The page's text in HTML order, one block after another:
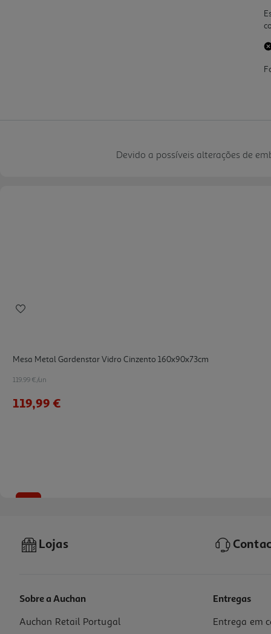
Devido a possíveis alterações de
Mesa Metal Gardenstar Vidro Cinzento 160x90x73cm
119.99 €/un
119,99 €
Mesa Extensível Gardenstar Aluminio/vidro Preto 90/180x90xh75cm
Lojas
Sobre a Auchan
Auchan Retail Portugal
Entregas
Entrega em